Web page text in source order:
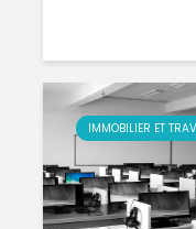
IMMOBILIER ET